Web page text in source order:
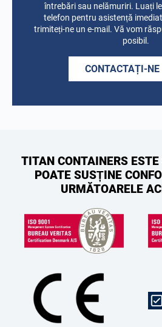
întrebări sau nelămuriri. Luați
telefon pentru asistență
trimiteți-ne un e-mail. Vă vom
posibil.
CONTACTAȚI-NE
TITAN CONTAINERS
POATE SUSȚINE
URMĂTOARELE